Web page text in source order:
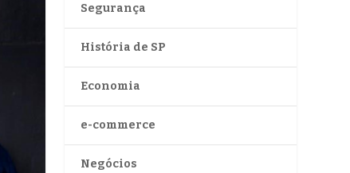
Segurança
História de SP
Economia
e-commerce
Negócios